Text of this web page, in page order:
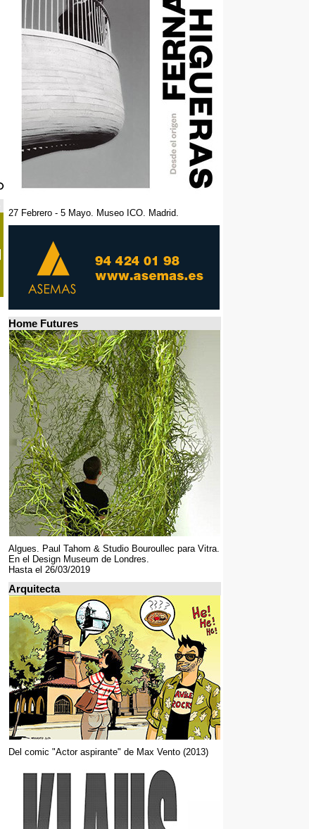
27 Febrero - 5 Mayo. Museo ICO. Madrid.
Home Futures
Algues. Paul Tahom & Studio Bouroullec para Vitra.
En el Design Museum de Londres.
Hasta el 26/03/2019
Arquitecta
Del comic "Actor aspirante" de Max Vento (2013)